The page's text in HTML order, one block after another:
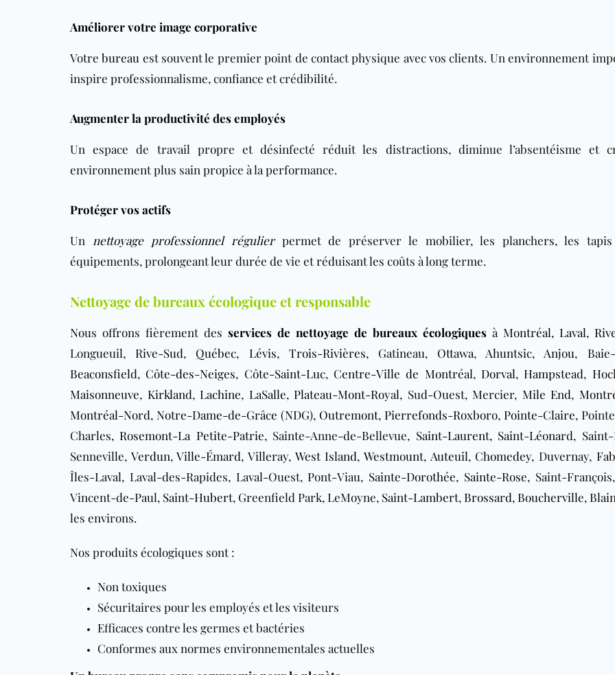
Améliorer votre image corporative
Votrebureau est souvent le premier point de contact physique avec vos clients. Un environnement
inspire professionnalisme, confiance et crédibilité.
Augmenter la productivité des employés
Un espace de travail propre et désinfecté réduit les distractions, diminue l’absentéisme et
environnement plus sain propice à la performance.
Protéger vos actifs
Un nettoyage professionnel régulierpermet de préserver le mobilier, les planchers, les
équipements, prolongeant leur durée de vie et réduisant les coûts à long terme.
Nettoyage de bureaux écologique et responsable
Nous offrons fièrement des services de nettoyage de bureaux écologiquesà Montréal, Laval,
Longueuil, Rive-Sud, Québec, Lévis, Trois-Rivières, Gatineau, Ottawa, Ahuntsic, Anjou, Baie-
Beaconsfield, Côte-des-Neiges, Côte-Saint-Luc, Centre-Ville de Montréal, Dorval, Hampstead,
Maisonneuve, Kirkland, Lachine, LaSalle, Plateau-Mont-Royal, Sud-Ouest, Mercier, Mile End,
Montréal-Nord, Notre-Dame-de-Grâce (NDG), Outremont, Pierrefonds-Roxboro, Pointe-Claire,
Charles, Rosemont-La Petite-Patrie, Sainte-Anne-de-Bellevue, Saint-Laurent, Saint-Léonard,
Senneville, Verdun,Ville-Émard, Villeray, West Island, Westmount, Auteuil, Chomedey, Duvernay,
Îles-Laval, Laval-des-Rapides, Laval-Ouest, Pont-Viau, Sainte-Dorothée, Sainte-Rose, Saint-
Vincent-de-Paul, Saint-Hubert, Greenfield Park, LeMoyne, Saint-Lambert, Brossard, Boucherville,
les environs.
Nos produits écologiques sont :
Non toxiques
Sécuritaires pour les employés et les visiteurs
Efficaces contre les germes et bactéries
Conformes aux normes environnementales actuelles